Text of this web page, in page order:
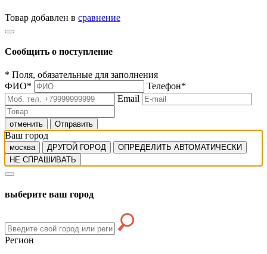
Товар добавлен в сравнение
Сообщить о поступление
* Поля, обязательные для заполнения
ФИО* Телефон*
Email
отменить Отправить
Ваш город
москва ДРУГОЙ ГОРОД
ОПРЕДЕЛИТЬ АВТОМАТИЧЕСКИ
НЕ СПРАШИВАТЬ
выберите ваш город
Регион